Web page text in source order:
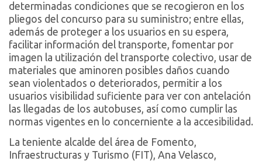
determinadas condiciones que se recogieron en los
pliegos del concurso para su suministro; entre ellas,
además de proteger a los usuarios en su espera,
facilitar información del transporte, fomentar por
imagen la utilización del transporte colectivo, usar de
materiales que aminoren posibles daños cuando
sean violentados o deteriorados, permitir a los
usuarios visibilidad suficiente para ver con antelación
las llegadas de los autobuses, así como cumplir las
normas vigentes en lo concerniente a la accesibilidad.
La teniente alcalde del área de Fomento,
Infraestructuras y Turismo (FIT), Ana Velasco,